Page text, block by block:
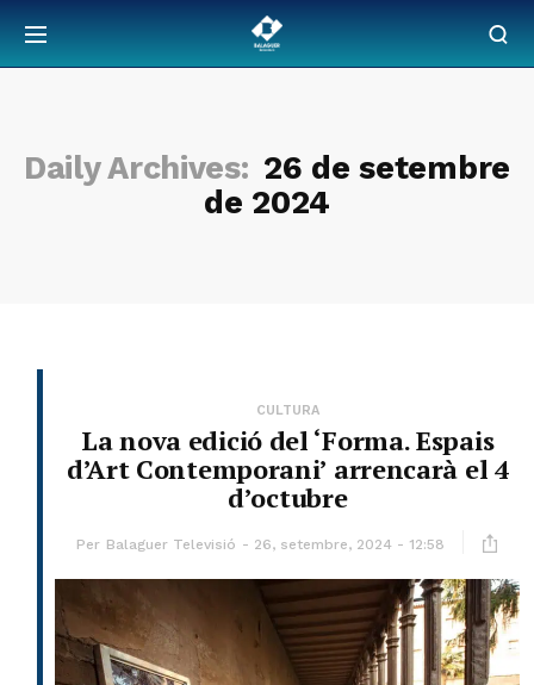
Daily Archives: 26 de setembre
de 2024
CULTURA
La nova edició del ‘Forma. Espais
d’Art Contemporani’ arrencarà el 4
d’octubre
Per Balaguer Televisió 26, setembre, 2024 - 12:58